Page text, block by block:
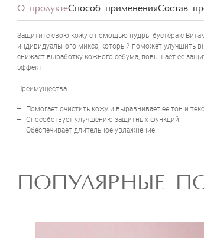
О продуктеСпособ примененияСостав
Защитите свою кожу с помощью пудры-бустера с
индивидуального микса, который поможет улучшить
снижает выработку кожного себума, повышает ее
эффект.
Преимущества:
Помогает очистить кожу и выравнивает ее тон и
Способствует улучшению защитных функций
Обеспечивает длительное увлажнение
ПОПУЛЯРНЫЕ